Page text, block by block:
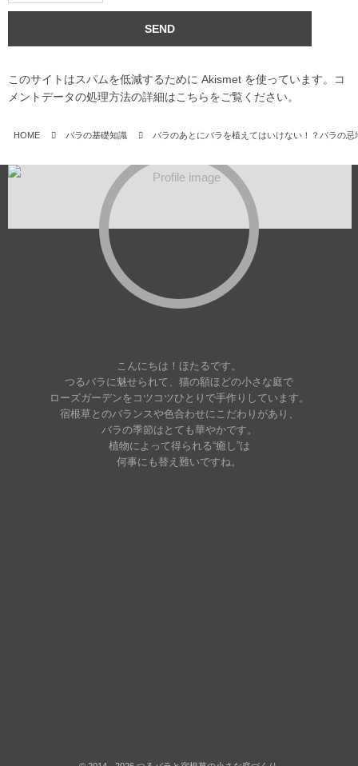
このサイトはスパムを低減するために Akismet を使っています。
コ
メントデータの処理方法の詳細はこちらをご覧ください。
HOME バラの基礎知識 バラのあとにバラを植えてはいけない！？バラの
こんにちは！ほたるです。
つるバラに魅せられて、猫の額ほどの小さな庭で
ローズガーデンをコツコツひとりで手作りしています。
宿根草とのバランスや色合わせにこだわりがあり、
バラの季節はとても華やかです。
植物によって得られる“癒し”は
何事にも替え難いですね。